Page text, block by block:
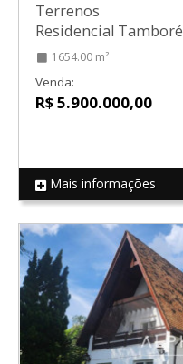
REF 18958
Terrenos
Residencial Tamboré
1654.00 m²
Venda:
R$ 5.900.000,00
Mais informações